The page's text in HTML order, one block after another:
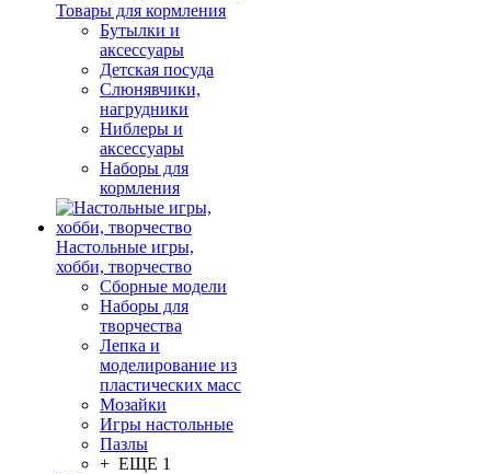
Товары для кормления
Бутылки и
аксессуары
Детская посуда
Слюнявчики,
нагрудники
Ниблеры и
аксессуары
Наборы для
кормления
Настольные игры,
хобби, творчество
Сборные модели
Наборы для
творчества
Лепка и
моделирование из
пластических масс
Мозайки
Игры настольные
Пазлы
+ ЕЩЕ 1